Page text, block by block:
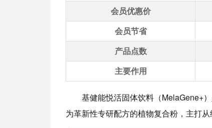
会员优惠价
会员节省
产品点数
主要作用
基健能悦活固体饮料（MelaGene+
为革新性专研配方的植物复合粉，主打从